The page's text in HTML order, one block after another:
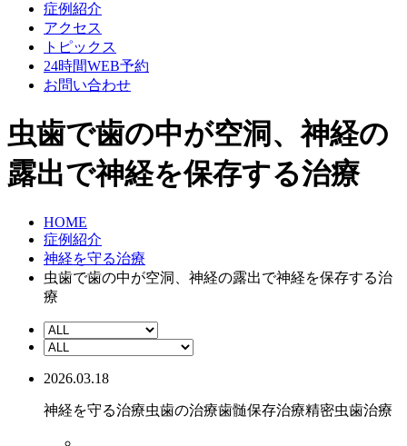
症例紹介
アクセス
トピックス
24時間WEB予約
お問い合わせ
虫歯で歯の中が空洞、神経の
露出で神経を保存する治療
HOME
症例紹介
神経を守る治療
虫歯で歯の中が空洞、神経の露出で神経を保存する治
療
2026.03.18
神経を守る治療虫歯の治療歯髄保存治療精密虫歯治療